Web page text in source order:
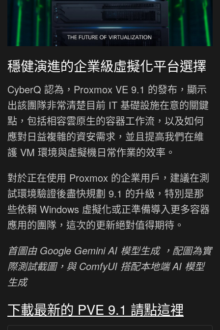
穩健演進的企業級虛擬化平台選擇
CyberQ 認為，Proxmox VE 9.1 的發布，顯示
出該團隊非常清楚目前 IT 基礎設施在意的關鍵
點，包括相容雲原生的容器工作流，以及如何
應對日益複雜的資安需求，並且提高我們在維
護 VM 環境與虛擬機日常作業的效率。
對於正在使用 Proxmox 的企業用戶，建議在測
試環境驗證後盡快規劃 9.1 的升級，特別是那
些依賴 Windows 虛擬化或正準備導入更多容器
應用的團隊，這次的更新絕對值得期待。
首圖由 Google Gemini AI 模型生成 ，配圖為實
際測試截圖，與 ComfyUI 搭配本地端 AI 模型
生成
下載最新的 PVE 9.1 請點這裡